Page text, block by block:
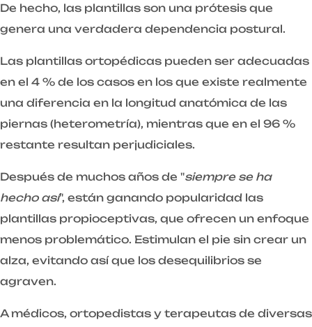
De hecho, las plantillas son una prótesis que
genera una verdadera dependencia postural.
Las plantillas ortopédicas pueden ser adecuadas
en el 4 % de los casos en los que existe realmente
una diferencia en la longitud anatómica de las
piernas (heterometría), mientras que en el 96 %
restante resultan perjudiciales.
Después de muchos años de "siempre se ha
hecho así", están ganando popularidad las
plantillas propioceptivas, que ofrecen un enfoque
menos problemático. Estimulan el pie sin crear un
alza, evitando así que los desequilibrios se
agraven.
A médicos, ortopedistas y terapeutas de diversas